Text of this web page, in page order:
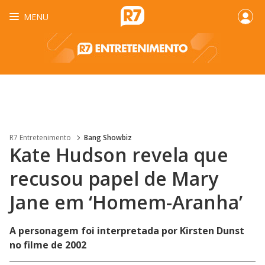
MENU
R7 Entretenimento Bang Showbiz
Kate Hudson revela que
recusou papel de Mary
Jane em ‘Homem-Aranha’
A personagem foi interpretada por Kirsten Dunst
no filme de 2002